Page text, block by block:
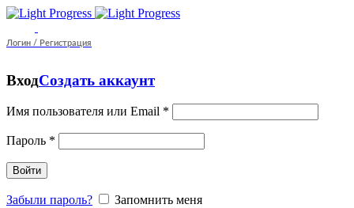
Логин / Регистрация
ВходСоздать аккаунт
Имя пользователя или Email *
Пароль *
Войти
Забыли пароль?
Запомнить меня